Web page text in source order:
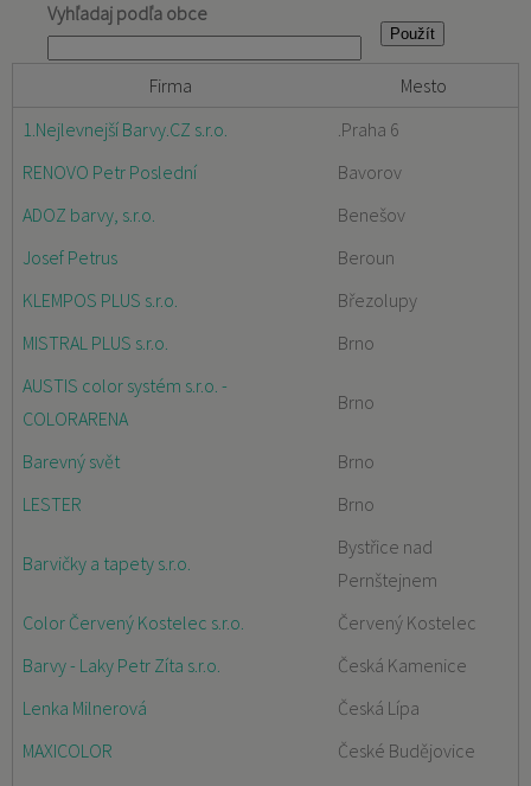
Vyhľadaj podľa obce
Firma
Mesto
1.Nejlevnejší Barvy.CZ s.r.o.
.Praha 6
RENOVO Petr Poslední
Bavorov
ADOZ barvy, s.r.o.
Benešov
Josef Petrus
Beroun
KLEMPOS PLUS s.r.o.
Březolupy
MISTRAL PLUS s.r.o.
Brno
AUSTIS color systém s.r.o. -
COLORARENA
Brno
Barevný svět
Brno
LESTER
Brno
Barvičky a tapety s.r.o.
Bystřice nad
Pernštejnem
Color Červený Kostelec s.r.o.
Červený Kostelec
Barvy - Laky Petr Zíta s.r.o.
Česká Kamenice
Lenka Milnerová
Česká Lípa
MAXICOLOR
České Budějovice